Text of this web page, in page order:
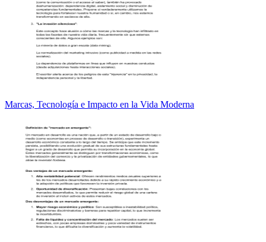
Marcas, Tecnología e Impacto en la Vida Moderna